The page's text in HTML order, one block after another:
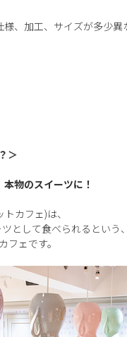
、加工、サイズが多少異
＞
物のスイーツに！
カフェ)は、
として食べられるという
フェです。